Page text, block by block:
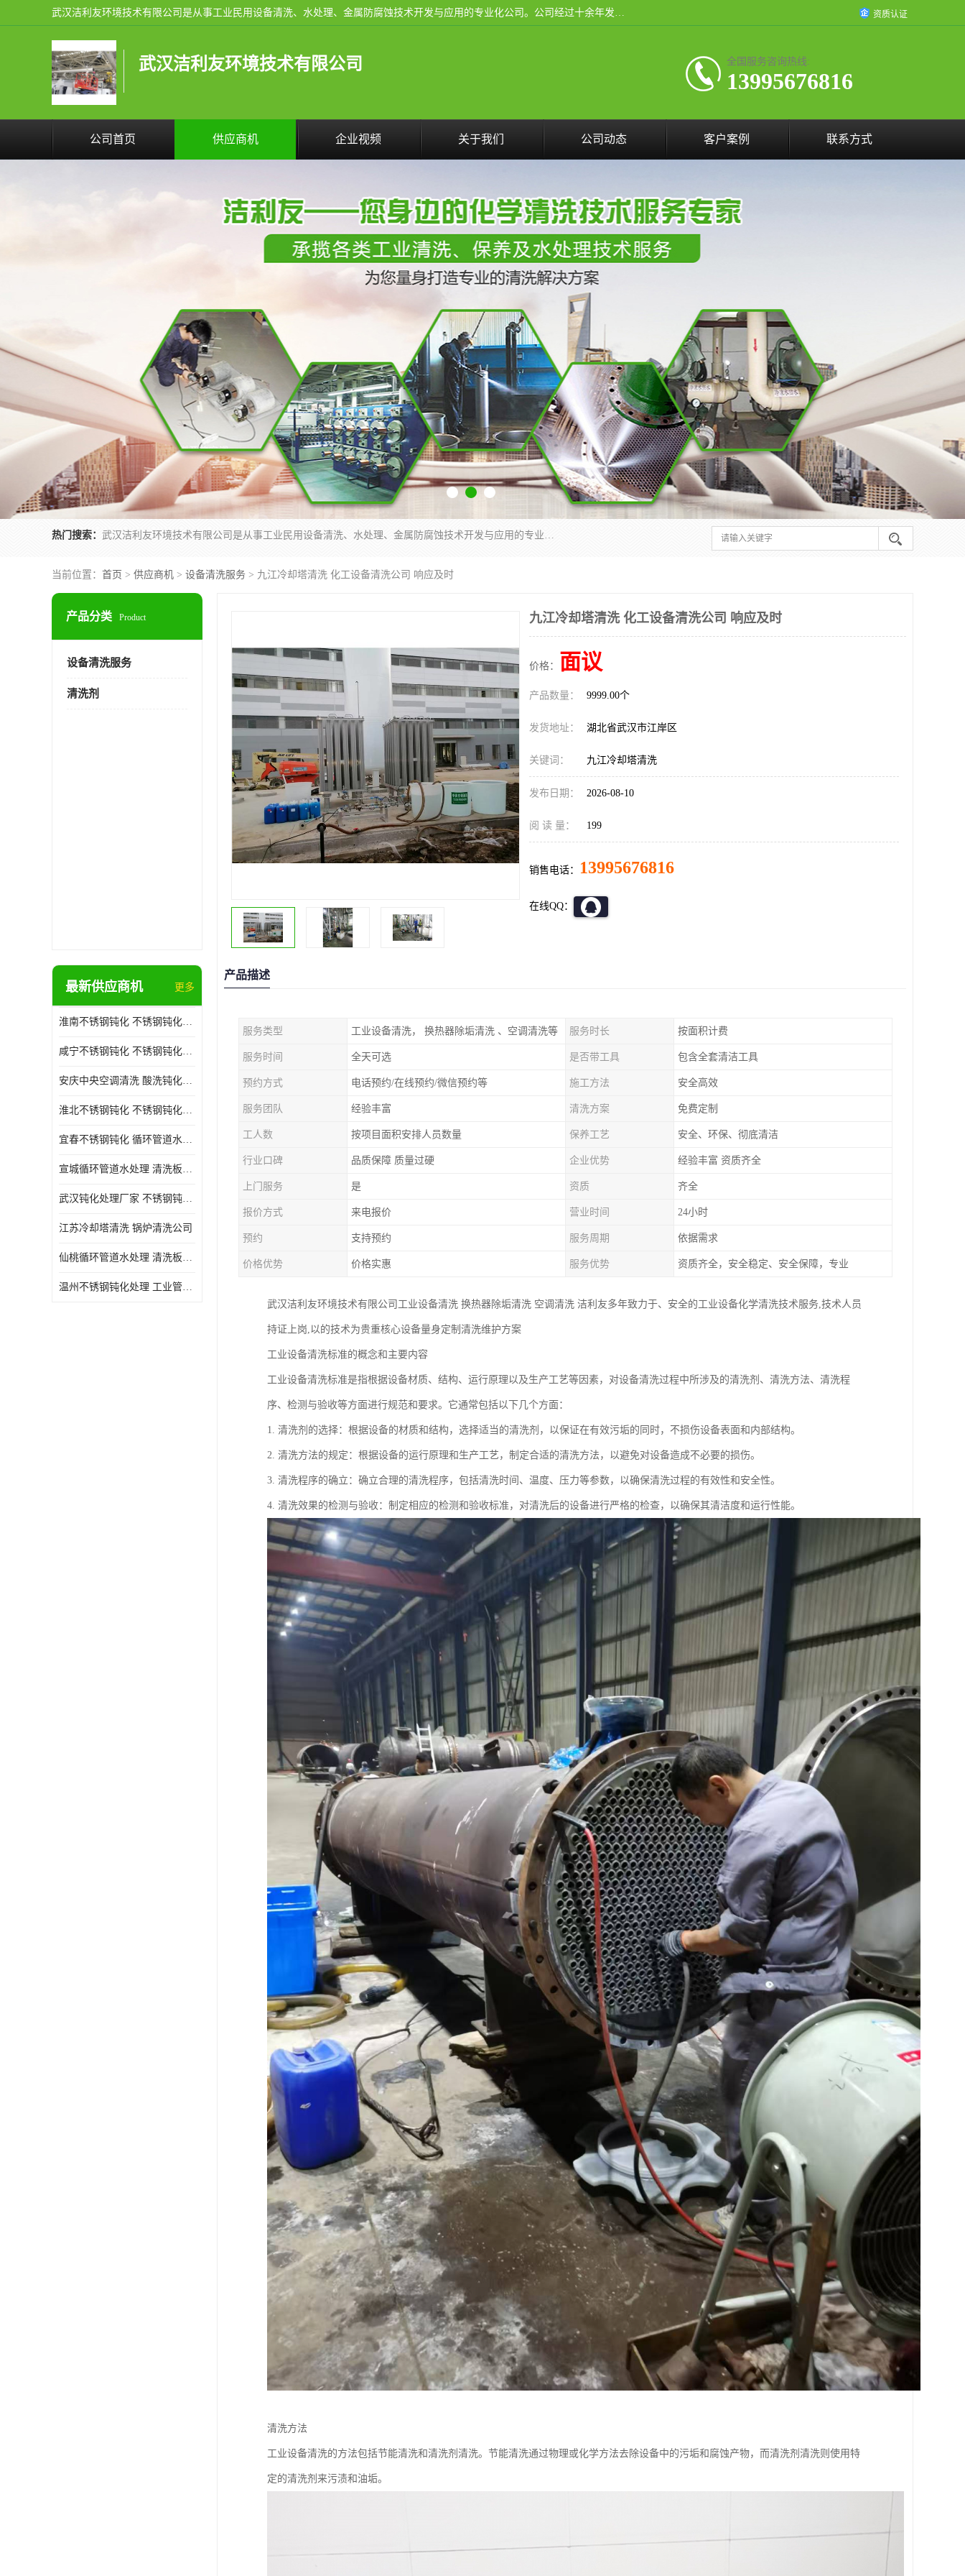
武汉洁利友环境技术有限公司是从事工业民用设备清洗、水处理、金属防腐蚀技术开发与应用的专业化公司。公司经过十余年发展积累了丰富的清洗经验，服务过的客户达到500余家，清洗的各类工业设备共计3000余台。 资质认证
武汉洁利友环境技术有限公司 全国服务咨询热线:
13995676816
公司首页 供应商机 企业视频 关于我们 公司动态 客户案例 联系方式
热门搜索： 武汉洁利友环境技术有限公司是从事工业民用设备清洗、水处理、金属防腐蚀技术开发与应用的专业化公司。公司经过十余年发展积累了丰富的清洗经验，服务过的客户达到500余家，清洗的各类工业设备共计3000余台。
当前位置： 首页 > 供应商机 > 设备清洗服务 > 九江冷却塔清洗 化工设备清洗公司 响应及时
产品分类 Product
设备清洗服务
清洗剂
最新供应商机 更多
淮南不锈钢钝化 不锈钢钝化公司
咸宁不锈钢钝化 不锈钢钝化处理公司
安庆中央空调清洗 酸洗钝化公司
淮北不锈钢钝化 不锈钢钝化公司
宜春不锈钢钝化 循环管道水处理公司
宣城循环管道水处理 清洗板式换热器公司
武汉钝化处理厂家 不锈钢钝化公司
江苏冷却塔清洗 锅炉清洗公司
仙桃循环管道水处理 清洗板式换热器公司 服务好
温州不锈钢钝化处理 工业管道清洗公司 20年行业经验
九江冷却塔清洗 化工设备清洗公司 响应及时
价格： 面议
产品数量： 9999.00个
发货地址： 湖北省武汉市江岸区
关键词： 九江冷却塔清洗
发布日期： 2026-08-10
阅 读 量： 199
销售电话： 13995676816
在线QQ：
产品描述
服务类型 工业设备清洗， 换热器除垢清洗 、空调清洗等 服务时长 按面积计费
服务时间 全天可选 是否带工具 包含全套清洁工具
预约方式 电话预约/在线预约/微信预约等 施工方法 安全高效
服务团队 经验丰富 清洗方案 免费定制
工人数 按项目面积安排人员数量 保养工艺 安全、环保、彻底清洁
行业口碑 品质保障 质量过硬 企业优势 经验丰富 资质齐全
上门服务 是 资质 齐全
报价方式 来电报价 营业时间 24小时
预约 支持预约 服务周期 依据需求
价格优势 价格实惠 服务优势 资质齐全，安全稳定、安全保障，专业
武汉洁利友环境技术有限公司工业设备清洗 换热器除垢清洗 空调清洗 洁利友多年致力于、安全的工业设备化学清洗技术服务,技术人员
持证上岗,以的技术为贵重核心设备量身定制清洗维护方案
工业设备清洗标准的概念和主要内容
工业设备清洗标准是指根据设备材质、结构、运行原理以及生产工艺等因素，对设备清洗过程中所涉及的清洗剂、清洗方法、清洗程
序、检测与验收等方面进行规范和要求。它通常包括以下几个方面：
1. 清洗剂的选择：根据设备的材质和结构，选择适当的清洗剂，以保证在有效污垢的同时，不损伤设备表面和内部结构。
2. 清洗方法的规定：根据设备的运行原理和生产工艺，制定合适的清洗方法，以避免对设备造成不必要的损伤。
3. 清洗程序的确立：确立合理的清洗程序，包括清洗时间、温度、压力等参数，以确保清洗过程的有效性和安全性。
4. 清洗效果的检测与验收：制定相应的检测和验收标准，对清洗后的设备进行严格的检查，以确保其清洁度和运行性能。
清洗方法
工业设备清洗的方法包括节能清洗和清洗剂清洗。节能清洗通过物理或化学方法去除设备中的污垢和腐蚀产物，而清洗剂清洗则使用特
定的清洗剂来污渍和油垢。